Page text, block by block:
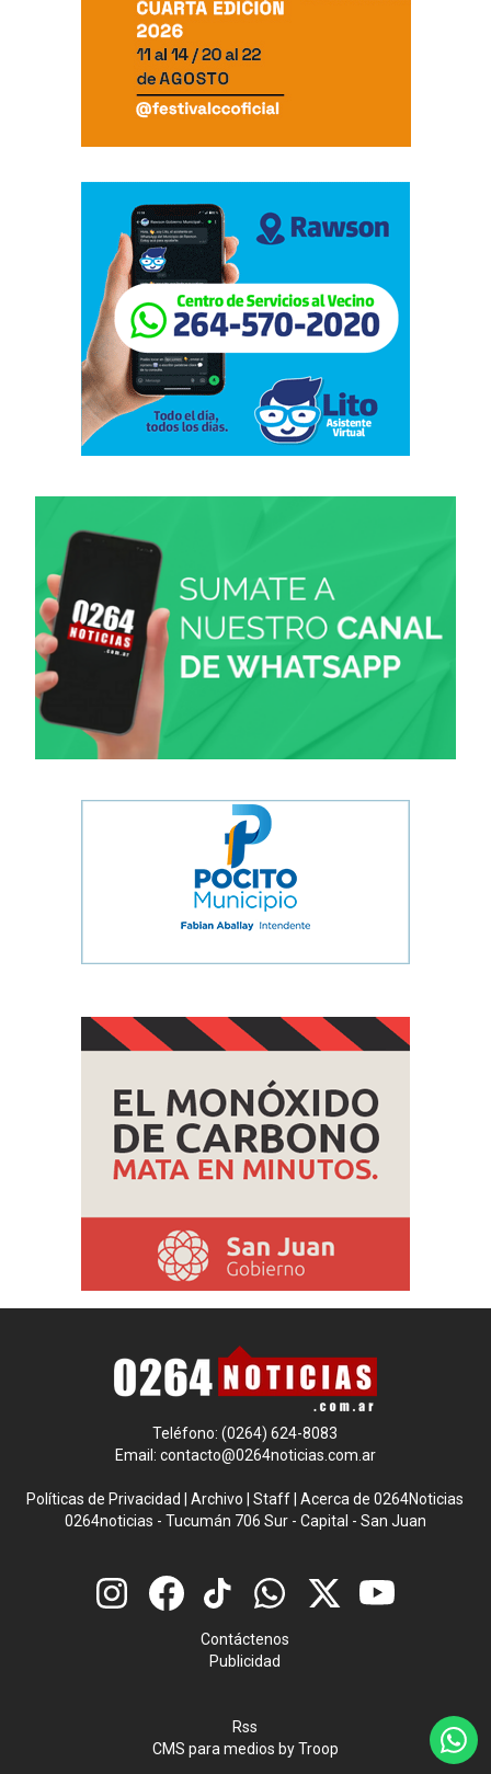
Teléfono: (0264) 624-8083
Email: contacto@0264noticias.com.ar
Políticas de Privacidad |Archivo |Staff |Acerca de 0264Noticias
0264noticias - Tucumán 706 Sur - Capital - San Juan
Contáctenos
Publicidad
Rss
CMS para medios byTroop